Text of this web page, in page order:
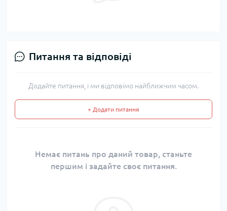
Питання та відповіді
Додайте питання, і ми відповімо найближчим часом.
+ Додати питання
Немає питань про даний товар, станьте
першим і задайте своє питання.